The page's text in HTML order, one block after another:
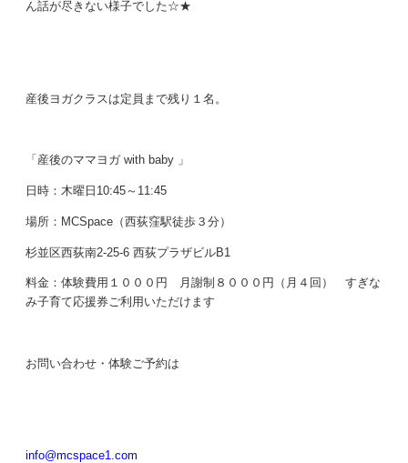
ん話が尽きない様子でした☆★
産後ヨガクラスは定員まで残り１名。
「産後のママヨガ with baby 」
日時：木曜日10:45～11:45
場所：MCSpace（西荻窪駅徒歩３分）
杉並区西荻南2-25-6 西荻プラザビルB1
料金：体験費用１０００円 月謝制８０００円（月４回） すぎな
み子育て応援券ご利用いただけます
お問い合わせ・体験ご予約は
info@mcspace1.com